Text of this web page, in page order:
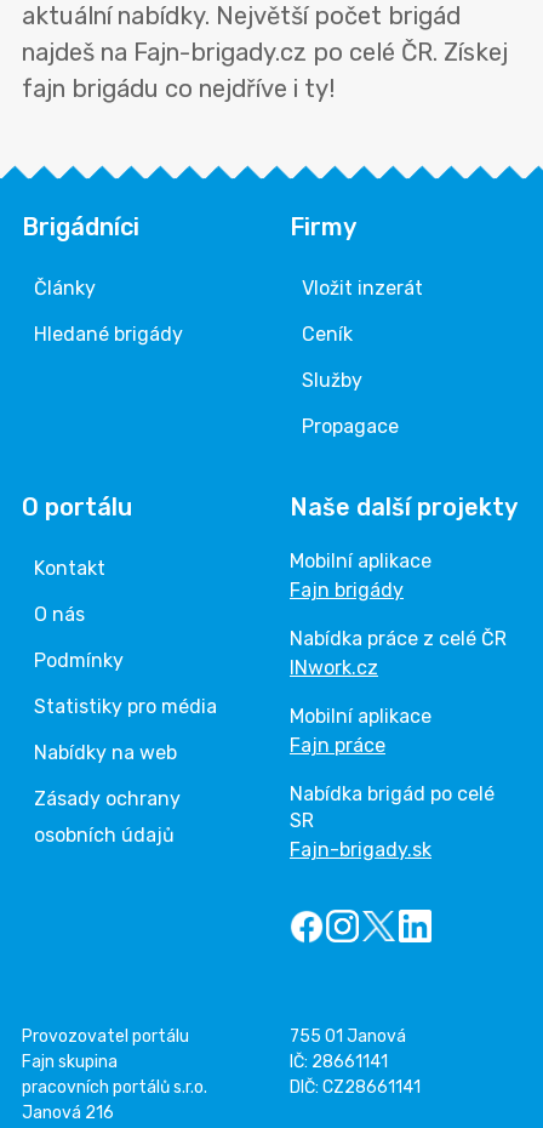
aktuální nabídky. Největší počet brigád
najdeš na Fajn-brigady.cz po celé ČR. Získej
fajn brigádu co nejdříve i ty!
Brigádníci
Články
Hledané brigády
Firmy
Vložit inzerát
Ceník
Služby
Propagace
O portálu
Kontakt
O nás
Podmínky
Statistiky pro média
Nabídky na web
Zásady ochrany
osobních údajů
Naše další projekty
Mobilní aplikace
Fajn brigády
Nabídka práce z celé ČR
INwork.cz
Mobilní aplikace
Fajn práce
Nabídka brigád po celé
SR
Fajn-brigady.sk
Provozovatel portálu
Fajn skupina
pracovních portálů s.r.o.
Janová 216
755 01 Janová
IČ: 28661141
DIČ: CZ28661141